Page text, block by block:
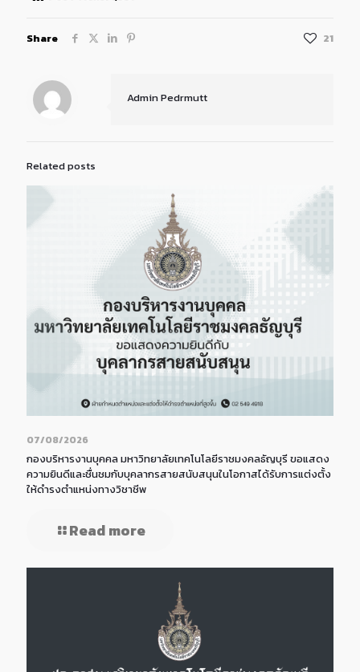
Share 21
Admin Pedrmutt
Related posts
07/08/2026
กองบริหารงานบุคคล มหาวิทยาลัยเทคโนโลยีราชมงคลธัญบุรี ขอแสดง
ความยินดีและชื่นชมกับบุคลากรสายสนับสนุนในโอกาสได้รับการแต่งตั้ง
ให้ดำรงตำแหน่งทางวิชาชีพ
Read more